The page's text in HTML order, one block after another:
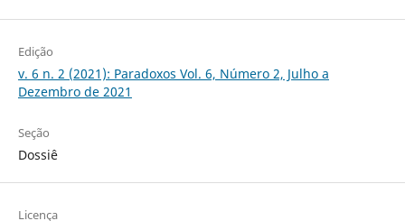
Edição
v. 6 n. 2 (2021): Paradoxos Vol. 6, Número 2, Julho a
Dezembro de 2021
Seção
Dossiê
Licença